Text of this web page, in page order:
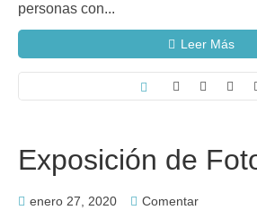
personas con...
Leer Más
Exposición de
enero 27, 2020 Comentar